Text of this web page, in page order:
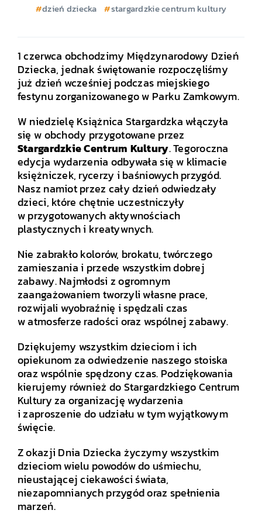
dzień dziecka stargardzkie centrum kultury
1 czerwca obchodzimy Międzynarodowy Dzień
Dziecka, jednak świętowanie rozpoczęliśmy
już dzień wcześniej podczas miejskiego
festynu zorganizowanego w Parku Zamkowym.
W niedzielę Książnica Stargardzka włączyła
się w obchody przygotowane przez
Stargardzkie Centrum Kultury. Tegoroczna
edycja wydarzenia odbywała się w klimacie
księżniczek, rycerzy i baśniowych przygód.
Nasz namiot przez cały dzień odwiedzały
dzieci, które chętnie uczestniczyły
w przygotowanych aktywnościach
plastycznych i kreatywnych.
Nie zabrakło kolorów, brokatu, twórczego
zamieszania i przede wszystkim dobrej
zabawy. Najmłodsi z ogromnym
zaangażowaniem tworzyli własne prace,
rozwijali wyobraźnię i spędzali czas
w atmosferze radości oraz wspólnej zabawy.
Dziękujemy wszystkim dzieciom i ich
opiekunom za odwiedzenie naszego stoiska
oraz wspólnie spędzony czas. Podziękowania
kierujemy również do Stargardzkiego Centrum
Kultury za organizację wydarzenia
i zaproszenie do udziału w tym wyjątkowym
święcie.
Z okazji Dnia Dziecka życzymy wszystkim
dzieciom wielu powodów do uśmiechu,
nieustającej ciekawości świata,
niezapomnianych przygód oraz spełnienia
marzeń.